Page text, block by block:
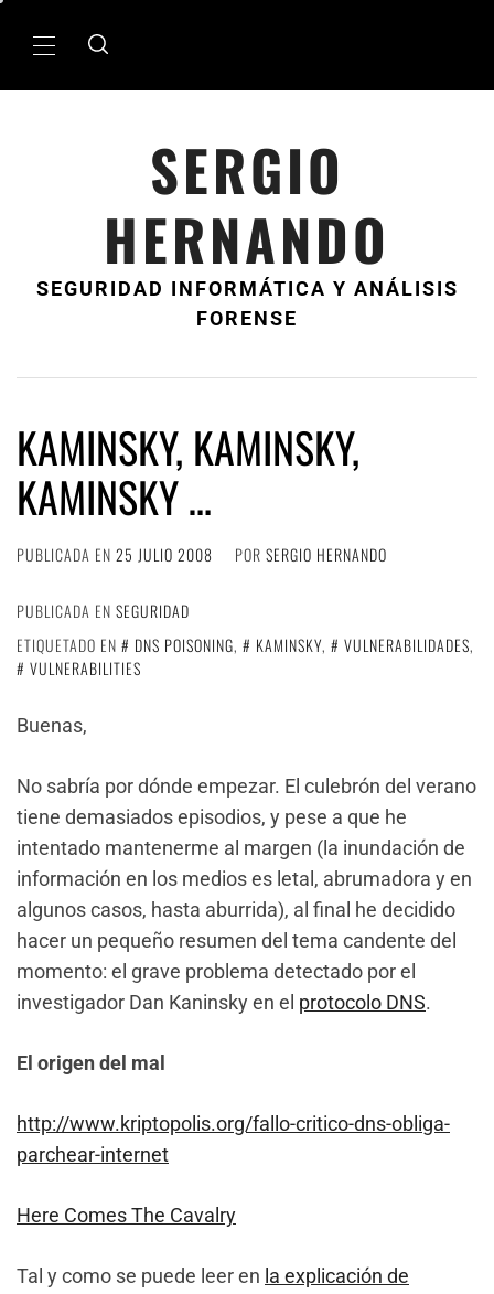
MenÃº
SERGIO
HERNANDO
SEGURIDAD INFORMÁTICA Y ANÁLISIS
FORENSE
KAMINSKY, KAMINSKY,
KAMINSKY …
PUBLICADA EN 25 JULIO 2008 POR SERGIO HERNANDO
PUBLICADA EN SEGURIDAD
ETIQUETADO EN
DNS POISONING, KAMINSKY, VULNERABILIDADES,
VULNERABILITIES
Buenas,
No sabría por dónde empezar. El culebrón del verano
tiene demasiados episodios, y pese a que he
intentado mantenerme al margen (la inundación de
información en los medios es letal, abrumadora y en
algunos casos, hasta aburrida), al final he decidido
hacer un pequeño resumen del tema candente del
momento: el grave problema detectado por el
investigador Dan Kaninsky en el protocolo DNS.
El origen del mal
http://www.kriptopolis.org/fallo-critico-dns-obliga-
parchear-internet
Here Comes The Cavalry
Tal y como se puede leer en la explicación de